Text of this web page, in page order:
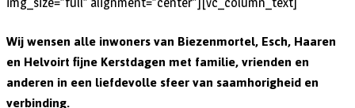
Wij wensen alle inwoners van Biezenmortel, Esch, Haaren
en Helvoirt fijne Kerstdagen met familie, vrienden en
anderen in een liefdevolle sfeer van saamhorigheid en
verbinding.